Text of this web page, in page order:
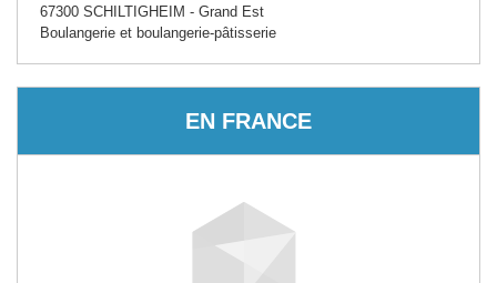
67300 SCHILTIGHEIM - Grand Est
Boulangerie et boulangerie-pâtisserie
EN FRANCE